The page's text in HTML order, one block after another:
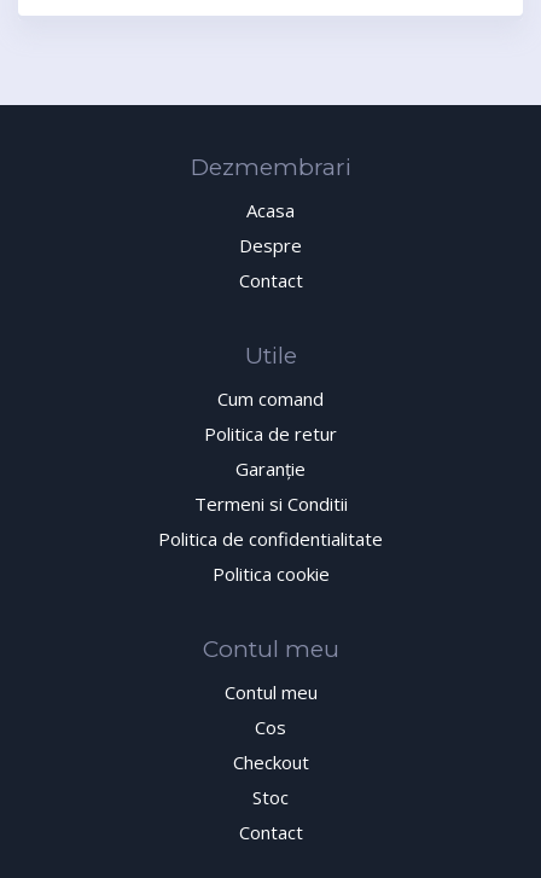
Dezmembrari
Acasa
Despre
Contact
Utile
Cum comand
Politica de retur
Garanţie
Termeni si Conditii
Politica de confidentialitate
Politica cookie
Contul meu
Contul meu
Cos
Checkout
Stoc
Contact